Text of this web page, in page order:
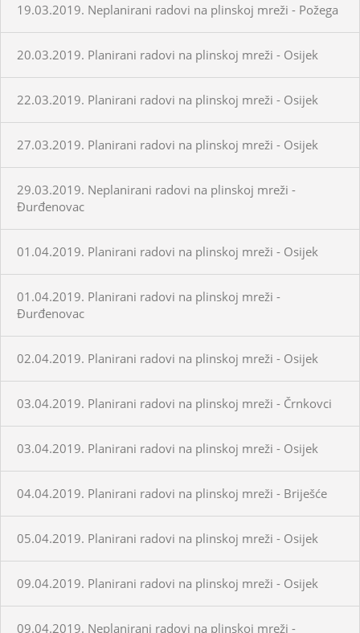
19.03.2019. Neplanirani radovi na plinskoj mreži - Požega
20.03.2019. Planirani radovi na plinskoj mreži - Osijek
22.03.2019. Planirani radovi na plinskoj mreži - Osijek
27.03.2019. Planirani radovi na plinskoj mreži - Osijek
29.03.2019. Neplanirani radovi na plinskoj mreži -
Đurđenovac
01.04.2019. Planirani radovi na plinskoj mreži - Osijek
01.04.2019. Planirani radovi na plinskoj mreži -
Đurđenovac
02.04.2019. Planirani radovi na plinskoj mreži - Osijek
03.04.2019. Planirani radovi na plinskoj mreži - Črnkovci
03.04.2019. Planirani radovi na plinskoj mreži - Osijek
04.04.2019. Planirani radovi na plinskoj mreži - Briješće
05.04.2019. Planirani radovi na plinskoj mreži - Osijek
09.04.2019. Planirani radovi na plinskoj mreži - Osijek
09.04.2019. Neplanirani radovi na plinskoj mreži -